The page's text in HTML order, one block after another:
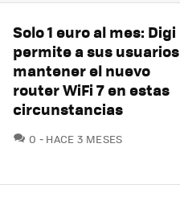
Solo 1 euro al mes: Digi
permite a sus usuarios
mantener el nuevo
router WiFi 7 en estas
circunstancias
0 COMENTARIOS
HACE 3 MESES